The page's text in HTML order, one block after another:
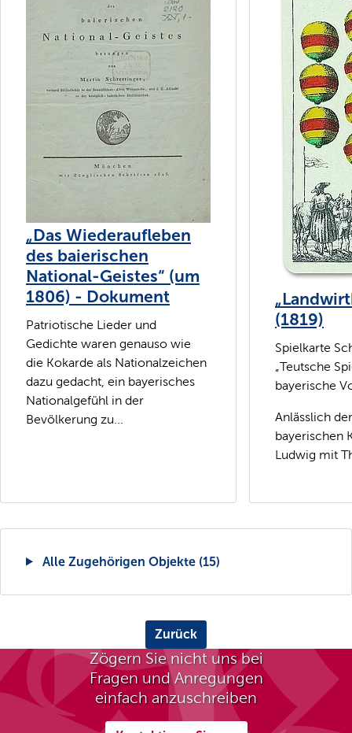
„Das Wiederaufleben
des baierischen
National-Geistes“ (um
1806) - Dokument
Patriotische Lieder und
Gedichte waren genauso wie
die Kokarde als Nationalzeichen
dazu gedacht, ein bayerisches
Nationalgefühl in der
Bevölkerung zu...
(1819)
Spielkarte
„Teutsche
bayerische
Anlässlich
bayerischen
Ludwig mit
Alle Zugehörigen Objekte (15)
Zurück
Zögern Sie nicht uns bei
Fragen und Anregungen
einfach anzuschreiben